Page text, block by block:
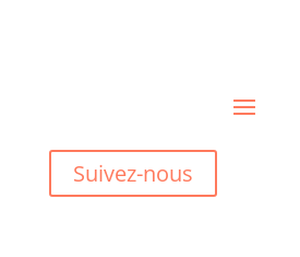
Suivez-nous